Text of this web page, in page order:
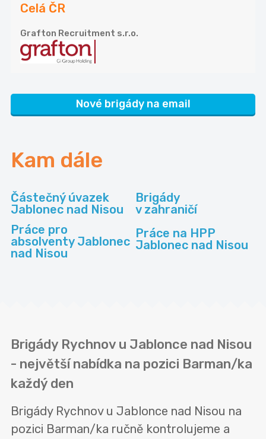
Celá ČR
Grafton Recruitment s.r.o.
Nové brigády na email
Kam dále
Částečný úvazek
Jablonec nad Nisou
Brigády
v zahraničí
Práce pro
absolventy Jablonec
nad Nisou
Práce na HPP
Jablonec nad Nisou
Brigády Rychnov u Jablonce nad Nisou
- největší nabídka na pozici Barman/ka
každý den
Brigády Rychnov u Jablonce nad Nisou na
pozici Barman/ka ručně kontrolujeme a